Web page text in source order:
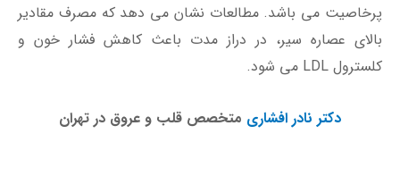
پرخاصیت می باشد. مطالعات نشان می دهد که مصرف مقادیر
بالای عصاره سیر، در دراز مدت باعث کاهش فشار خون و
کلسترول LDL می شود.
دکتر نادر افشاری متخصص قلب و عروق در تهران